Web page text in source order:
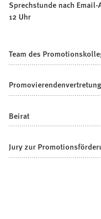
Sprechstunde nach
12 Uhr
Team des
Promovierendenvertretung
Beirat
Jury zur